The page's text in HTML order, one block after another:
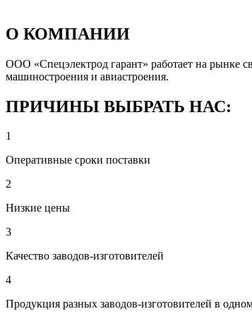
О КОМПАНИИ
ООО «Спецэлектрод гарант» работает на рынке
машиностроения и авиастроения.
ПРИЧИНЫ ВЫБРАТЬ НАС:
1
Оперативные сроки поставки
2
Низкие цены
3
Качество заводов-изготовителей
4
Продукция разных заводов-изготовителей в